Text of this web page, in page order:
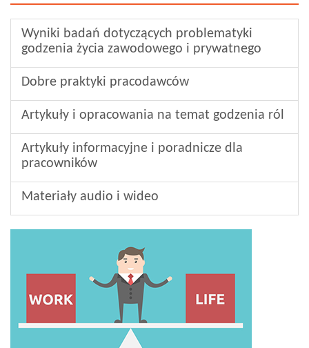
Wyniki badań dotyczących problematyki
godzenia życia zawodowego i prywatnego
Dobre praktyki pracodawców
Artykuły i opracowania na temat godzenia ról
Artykuły informacyjne i poradnicze dla
pracowników
Materiały audio i wideo